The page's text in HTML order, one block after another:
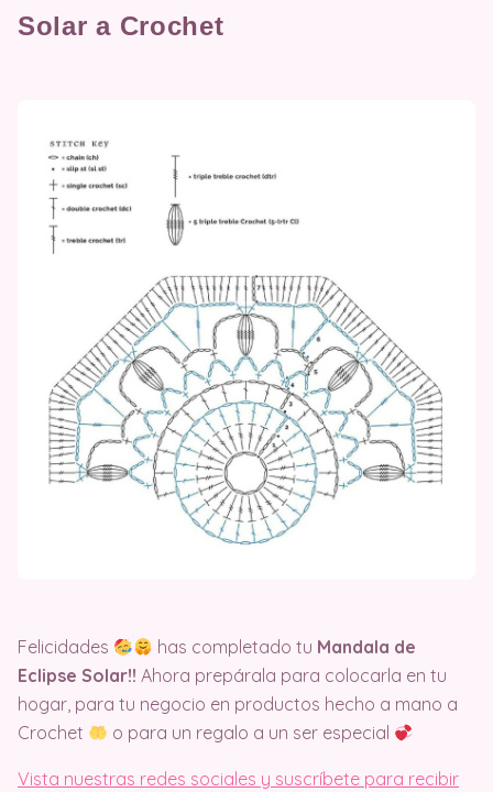
Solar a Crochet
Felicidades has completado tu Mandala de
Eclipse Solar!! Ahora prepárala para colocarla en tu
hogar, para tu negocio en productos hecho a mano a
Crochet
o para un regalo a un ser especial
Vista nuestras redes sociales y suscríbete para recibir